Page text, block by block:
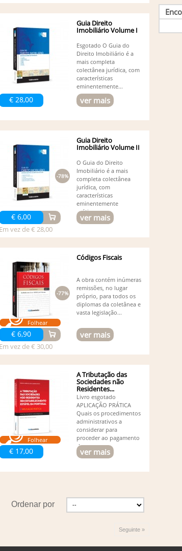
€ 28,00
Guia Direito
Imobiliário Volume I
Esgotado O Guia do
Direito Imobiliário é a
mais completa
colectânea jurídica, com
características
eminentemente...
ver mais
€ 6,00
Em vez de € 28,00
-78%
Guia Direito
Imobiliário Volume II
O Guia do Direito
Imobiliário é a mais
completa colectânea
jurídica, com
características
eminentemente
práticas,...
ver mais
Folhear
€ 6,90
Em vez de € 30,00
-77%
Códigos Fiscais
A obra contém inúmeras
remissões, no lugar
próprio, para todos os
diplomas da coletânea e
vasta legislação...
ver mais
Folhear
€ 17,00
A Tributação das
Sociedades não
Residentes...
Livro esgotado
APLICAÇÃO PRÁTICA
Quais os procedimentos
administrativos a
considerar para
proceder ao pagamento
dos...
ver mais
Ordenar por
Seguinte »